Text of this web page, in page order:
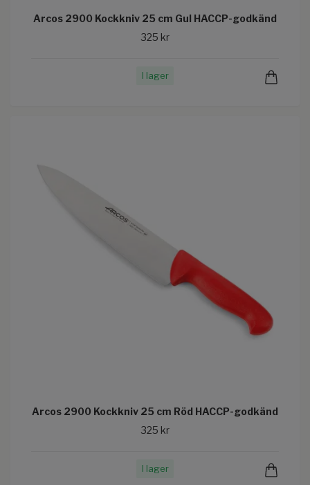
Arcos 2900 Kockkniv 25 cm Gul HACCP-godkänd
325 kr
I lager
Arcos 2900 Kockkniv 25 cm Röd HACCP-godkänd
325 kr
I lager